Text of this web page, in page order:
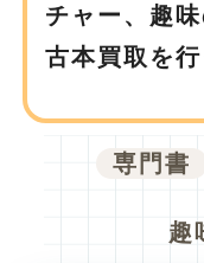
チャー、趣
古本買取を行
専門書
趣